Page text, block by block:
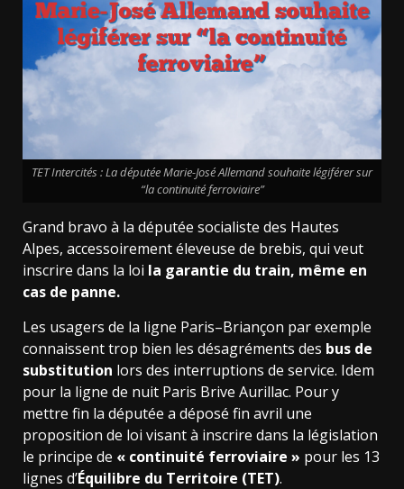
TET Intercités : La députée Marie-José Allemand souhaite légiférer sur
“la continuité ferroviaire”
Grand bravo à la députée socialiste des Hautes
Alpes, accessoirement éleveuse de brebis, qui veut
inscrire dans la loi la garantie du train, même en
cas de panne.
Les usagers de la ligne Paris–Briançon par exemple
connaissent trop bien les désagréments des bus de
substitution lors des interruptions de service. Idem
pour la ligne de nuit Paris Brive Aurillac. Pour y
mettre fin la députée a déposé fin avril une
proposition de loi visant à inscrire dans la législation
le principe de « continuité ferroviaire » pour les 13
lignes d’Équilibre du Territoire (TET).